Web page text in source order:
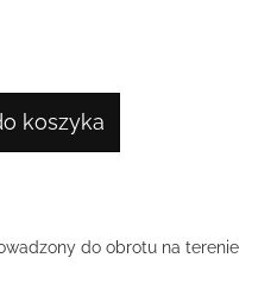
koszyka
do obrotu na terenie